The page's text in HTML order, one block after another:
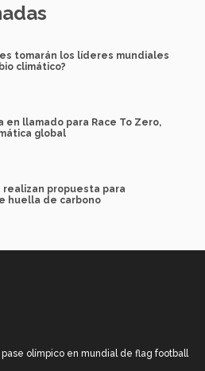
tomarán los líderes mundiales
climático?
en llamado para Race To Zero,
global
propuesta para
huella de carbono
pase olímpico en mundial de flag football